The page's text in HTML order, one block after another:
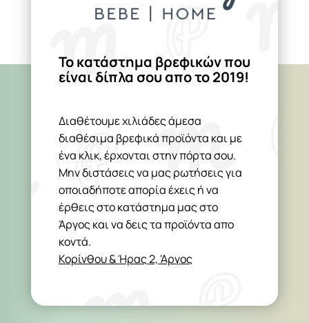
Το κατάστημα βρεφικών που
είναι δίπλα σου απο το 2019!
Διαθέτουμε χιλιάδες άμεσα
διαθέσιμα βρεφικά προϊόντα και με
ένα κλικ, έρχονται στην πόρτα σου.
Μην διστάσεις να μας ρωτήσεις για
οποιαδήποτε απορία έχεις ή να
έρθεις στο κατάστημα μας στο
Άργος και να δεις τα προϊόντα απο
κοντά.
Κορίνθου & Ήρας 2, 'Αργος